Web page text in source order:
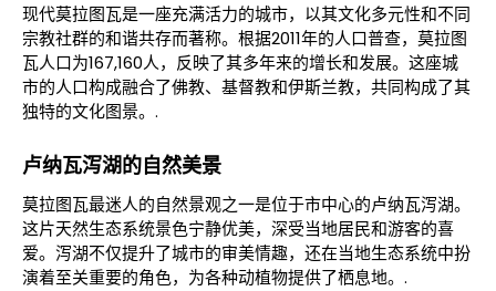
现代莫拉图瓦是一座充满活力的城市，以其文化多元性和不同
宗教社群的和谐共存而著称。根据2011年的人口普查，莫拉图
瓦人口为167,160人，反映了其多年来的增长和发展。这座城
市的人口构成融合了佛教、基督教和伊斯兰教，共同构成了其
独特的文化图景。.
卢纳瓦泻湖的自然美景
莫拉图瓦最迷人的自然景观之一是位于市中心的卢纳瓦泻湖。
这片天然生态系统景色宁静优美，深受当地居民和游客的喜
爱。泻湖不仅提升了城市的审美情趣，还在当地生态系统中扮
演着至关重要的角色，为各种动植物提供了栖息地。.